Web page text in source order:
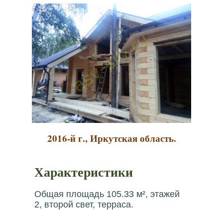
2016-й г., Иркутская область.
Характеристики
Общая площадь 105.33 м², этажей
2, второй свет, терраса.